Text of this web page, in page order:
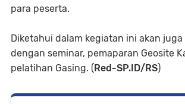
para peserta.
Diketahui dalam kegiatan ini akan
dengan seminar, pemaparan Geosite
pelatihan Gasing. (Red-SP.ID/RS)